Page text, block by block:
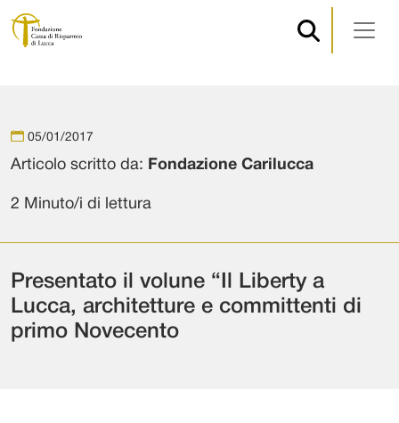
Navigazione principale
05/01/2017
Articolo scritto da: Fondazione Carilucca
2 Minuto/i di lettura
Presentato il volune “Il Liberty a
Lucca, architetture e committenti di
primo Novecento